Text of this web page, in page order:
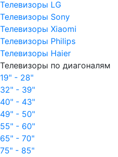
Телевизоры LG
Телевизоры Sony
Телевизоры Xiaomi
Телевизоры Philips
Телевизоры Haier
Телевизоры по диагоналям
19" - 28"
32" - 39"
40" - 43"
49" - 50"
55" - 60"
65" - 70"
75" - 85"